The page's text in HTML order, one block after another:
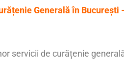
Generală în București
servicii de curățenie